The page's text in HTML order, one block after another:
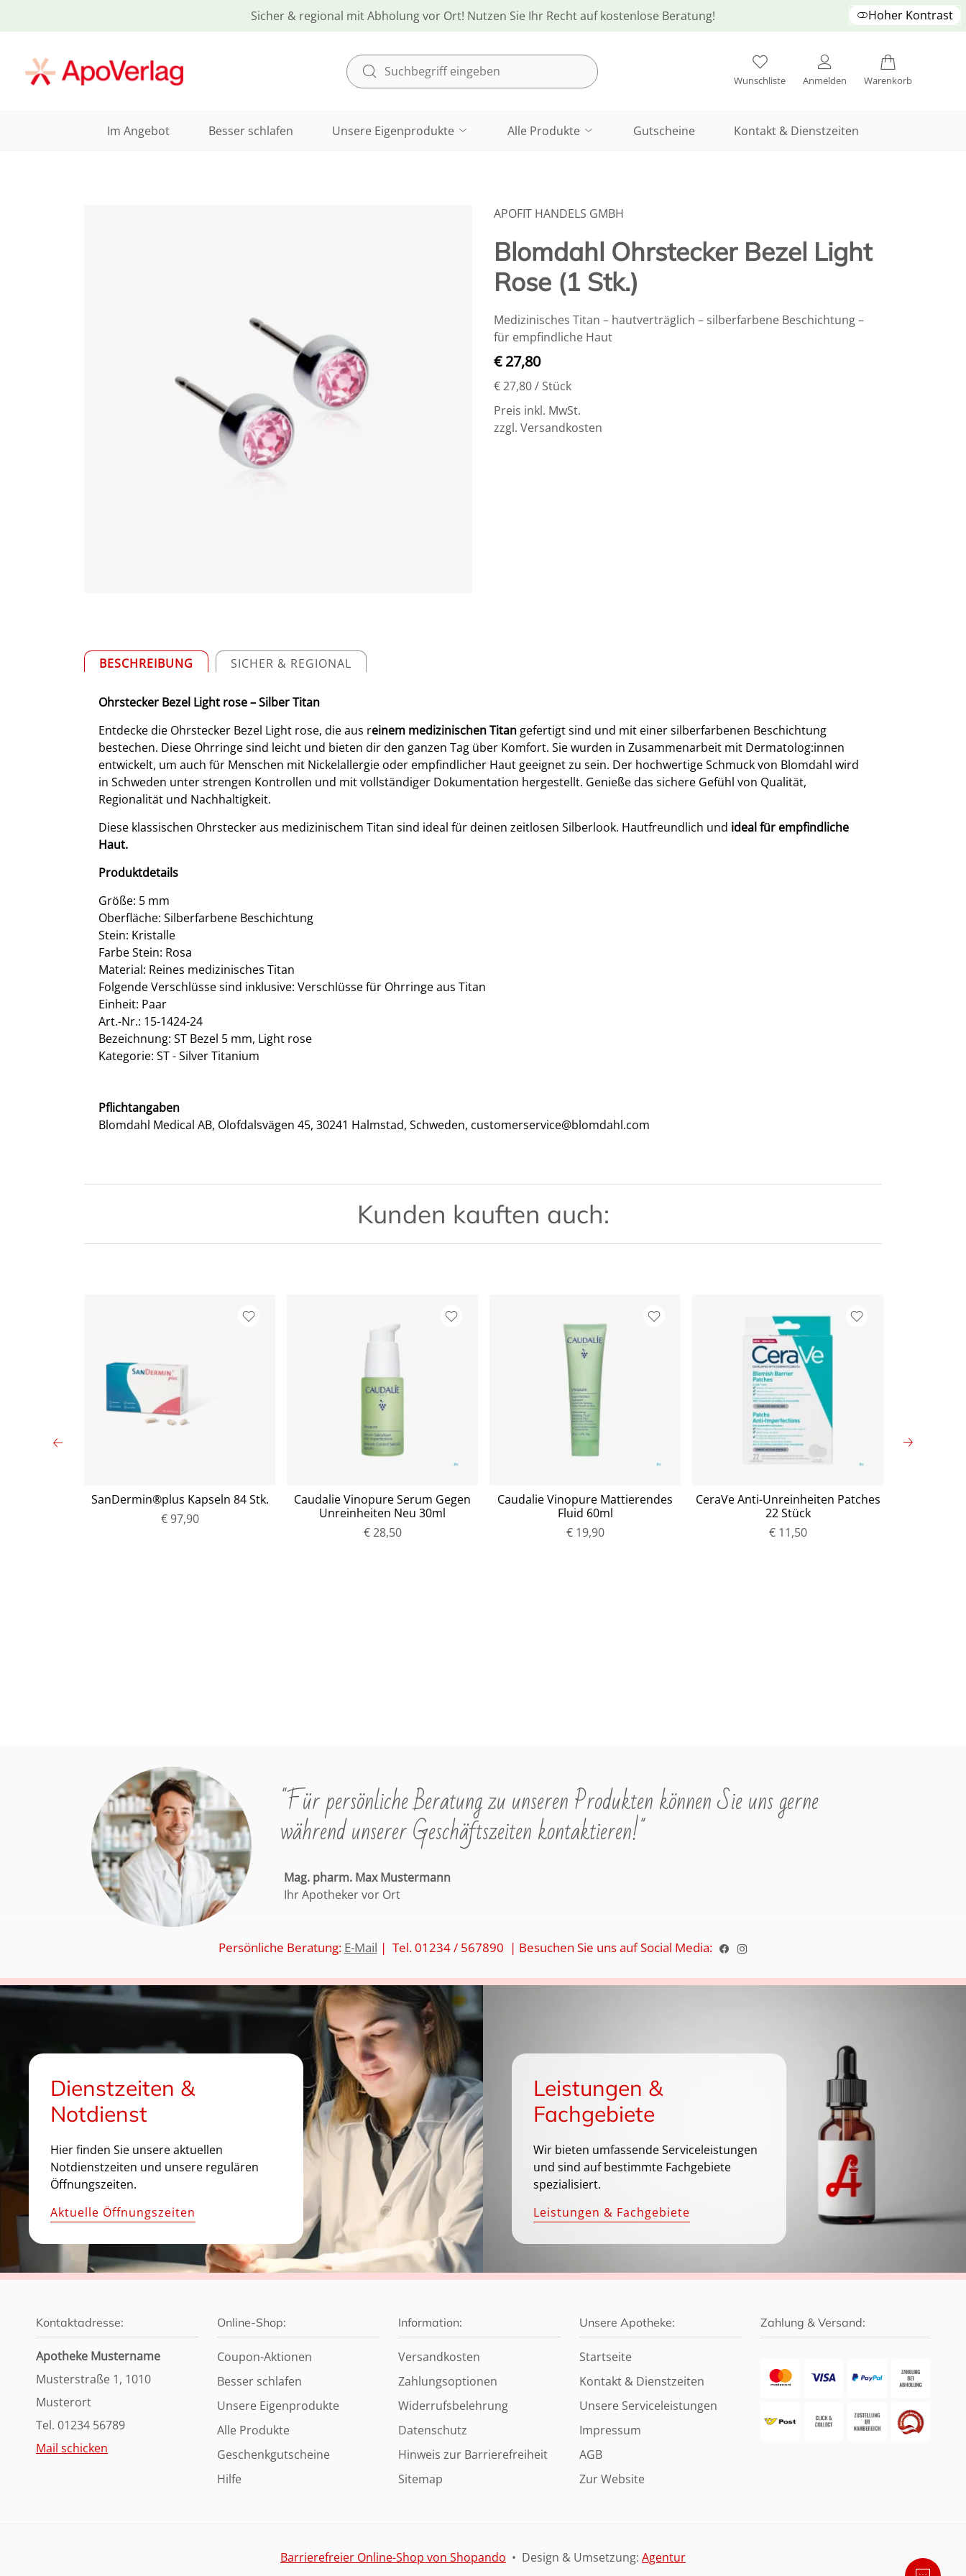
Sicher & regional mit Abholung vor Ort! Nutzen Sie Ihr Recht auf kostenlose Beratung! Hoher Kontrast
Wunschliste Anmelden Warenkorb
Im Angebot Besser schlafen Unsere Eigenprodukte Alle Produkte Gutscheine Kontakt & Dienstzeiten
APOFIT HANDELS GMBH
Blomdahl Ohrstecker Bezel Light
Rose (1 Stk.)
Medizinisches Titan – hautverträglich – silberfarbene Beschichtung –
für empfindliche Haut
€ 27,80
€ 27,80/ Stück
Preis inkl. MwSt.
zzgl. Versandkosten
BESCHREIBUNG SICHER & REGIONAL
Ohrstecker Bezel Light rose – Silber Titan
Entdecke die Ohrstecker Bezel Light rose, die aus reinem medizinischen Titan gefertigt sind und mit einer silberfarbenen Beschichtung
bestechen. Diese Ohrringe sind leicht und bieten dir den ganzen Tag über Komfort. Sie wurden in Zusammenarbeit mit Dermatolog:innen
entwickelt, um auch für Menschen mit Nickelallergie oder empfindlicher Haut geeignet zu sein. Der hochwertige Schmuck von Blomdahl wird
in Schweden unter strengen Kontrollen und mit vollständiger Dokumentation hergestellt. Genieße das sichere Gefühl von Qualität,
Regionalität und Nachhaltigkeit.
Diese klassischen Ohrstecker aus medizinischem Titan sind ideal für deinen zeitlosen Silberlook. Hautfreundlich und ideal für empfindliche
Haut.
Produktdetails
Größe: 5 mm
Oberfläche: Silberfarbene Beschichtung
Stein: Kristalle
Farbe Stein: Rosa
Material: Reines medizinisches Titan
Folgende Verschlüsse sind inklusive: Verschlüsse für Ohrringe aus Titan
Einheit: Paar
Art.-Nr.: 15-1424-24
Bezeichnung: ST Bezel 5 mm, Light rose
Kategorie: ST - Silver Titanium
Pflichtangaben
Blomdahl Medical AB, Olofdalsvägen 45, 30241 Halmstad, Schweden, customerservice@blomdahl.com
Kunden kauften auch:
SanDermin®plus Kapseln 84 Stk.
€ 97,90
Caudalie Vinopure Serum Gegen
Unreinheiten Neu 30ml
€ 28,50
Caudalie Vinopure Mattierendes
Fluid 60ml
€ 19,90
CeraVe Anti-Unreinheiten Patches
22 Stück
€ 11,50
P
P
P
"Für persönliche Beratung zu unseren Produkten können Sie uns gerne
während unserer Geschäftszeiten kontaktieren!"
Mag. pharm. Max Mustermann
Ihr Apotheker vor Ort
Persönliche Beratung: E-Mail | Tel. 01234 / 567890 | Besuchen Sie uns auf Social Media:
Dienstzeiten &
Notdienst
Hier finden Sie unsere aktuellen
Notdienstzeiten und unsere regulären
Öffnungszeiten.
Aktuelle Öffnungszeiten
Leistungen &
Fachgebiete
Wir bieten umfassende Serviceleistungen
und sind auf bestimmte Fachgebiete
spezialisiert.
Leistungen & Fachgebiete
Kontaktadresse:
Apotheke Mustername
Musterstraße 1, 1010
Musterort
Tel. 01234 56789
Mail schicken
Online-Shop:
Coupon-Aktionen
Besser schlafen
Unsere Eigenprodukte
Alle Produkte
Geschenkgutscheine
Hilfe
Information:
Versandkosten
Zahlungsoptionen
Widerrufsbelehrung
Datenschutz
Hinweis zur Barrierefreiheit
Sitemap
Unsere Apotheke:
Startseite
Kontakt & Dienstzeiten
Unsere Serviceleistungen
Impressum
AGB
Zur Website
Zahlung & Versand:
Barrierefreier Online-Shop von Shopando • Design & Umsetzung: Agentur